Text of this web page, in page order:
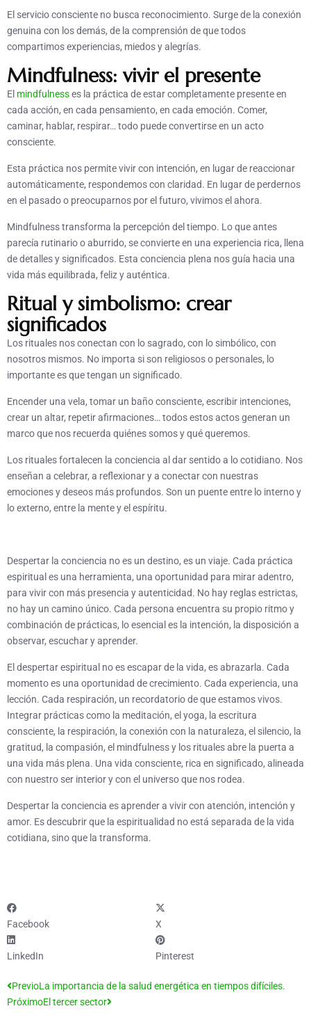
El servicio consciente no busca reconocimiento. Surge de la conexión
genuina con los demás, de la comprensión de que todos
compartimos experiencias, miedos y alegrías.
Mindfulness: vivir el presente
El mindfulnesses la práctica de estar completamente presente en
cada acción, en cada pensamiento, en cada emoción. Comer,
caminar, hablar, respirar… todo puede convertirse en un acto
consciente.
Esta práctica nos permite vivir con intención, en lugar de reaccionar
automáticamente, respondemos con claridad. En lugar de perdernos
en el pasado o preocuparnos por el futuro, vivimos el ahora.
Mindfulness transforma la percepción del tiempo. Lo que antes
parecía rutinario o aburrido, se convierte en una experiencia rica, llena
de detalles y significados. Esta conciencia plena nos guía hacia una
vida más equilibrada, feliz y auténtica.
Ritual y simbolismo: crear
significados
Los rituales nos conectan con lo sagrado, con lo simbólico, con
nosotros mismos. No importa si son religiosos o personales, lo
importante es que tengan un significado.
Encender una vela, tomar un baño consciente, escribir intenciones,
crear un altar, repetir afirmaciones… todos estos actos generan un
marco que nos recuerda quiénes somos y qué queremos.
Los rituales fortalecen la conciencia al dar sentido a lo cotidiano. Nos
enseñan a celebrar, a reflexionar y a conectar con nuestras
emociones y deseos más profundos. Son un puente entre lo interno y
lo externo, entre la mente y el espíritu.
Despertar la conciencia no es un destino, es un viaje. Cada práctica
espiritual es una herramienta, una oportunidad para mirar adentro,
para vivir con más presencia y autenticidad. No hay reglas estrictas,
no hay un camino único. Cada persona encuentra su propio ritmo y
combinación de prácticas, lo esencial es la intención, la disposición a
observar, escuchar y aprender.
El despertar espiritual no es escapar de la vida, es abrazarla. Cada
momento es una oportunidad de crecimiento. Cada experiencia, una
lección. Cada respiración, un recordatorio de que estamos vivos.
Integrar prácticas como la meditación, el yoga, la escritura
consciente, la respiración, la conexión con la naturaleza, el silencio, la
gratitud, la compasión, el mindfulness y los rituales abre la puerta a
una vida más plena. Una vida consciente, rica en significado, alineada
con nuestro ser interior y con el universo que nos rodea.
Despertar la conciencia es aprender a vivir con atención, intención y
amor. Es descubrir que la espiritualidad no está separada de la vida
cotidiana, sino que la transforma.
Facebook X
LinkedIn Pinterest
Ant
PrevioLa importancia de la salud energética en tiempos difíciles.
PróximoEl tercer sector
Siguiente